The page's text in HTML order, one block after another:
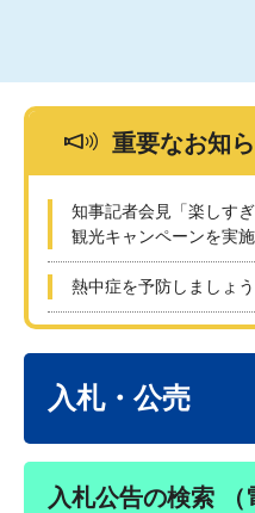
重要なお知
知事記者会見「楽しす
観光キャンペーンを実
熱中症を予防しましょう
入札・公売
入札公告の検索 （